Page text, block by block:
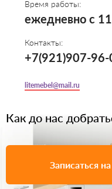
Контакты:
+7(921)907-96-
Время работы:
ежедневно с
litemebel@mail.ru
Как до нас
Записаться